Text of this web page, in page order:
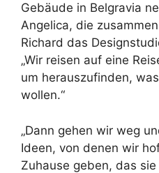
Gebäude in Belgravia
Angelica, die
Richard das
„Wir reisen auf eine
um herauszufinden,
wollen.“
„Dann gehen wir weg
Ideen, von denen wir
Zuhause geben, das